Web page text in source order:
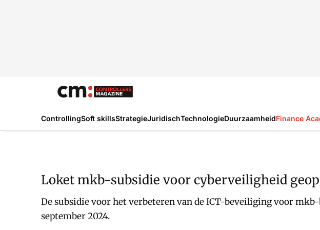
ControllingSoft skillsStrategieJuridischTechnologieDuurzaamheidFinance
Loket mkb-subsidie voor cyberveiligheid
De subsidie voor het verbeteren van de ICT-beveiliging voor
september 2024.